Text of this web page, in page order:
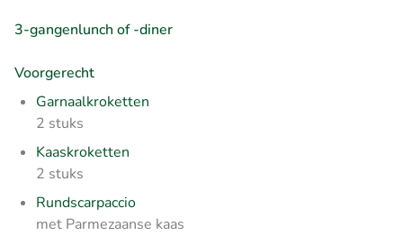
3-gangenlunch of -diner
Voorgerecht
Garnaalkroketten
2 stuks
Kaaskroketten
2 stuks
Rundscarpaccio
met Parmezaanse kaas